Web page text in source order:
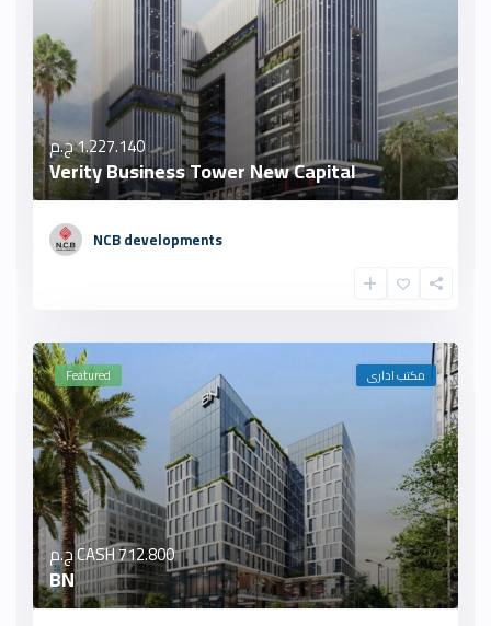
1.227.140 ج.م
Verity Business Tower New Capital
NCB developments
Featured مكتب ادارى
CASH712.800 ج.م
BN